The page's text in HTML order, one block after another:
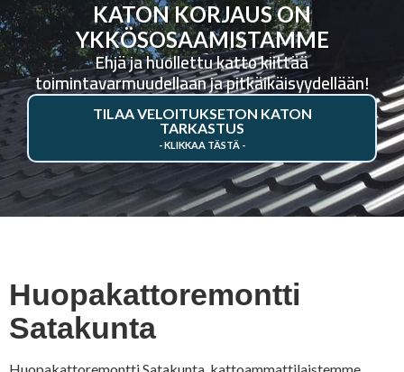
KATON KORJAUS ON
YKKÖSOSAAMISTAMME
Ehjä ja huollettu katto kiittää
toimintavarmuudellaan ja pitkäikäisyydellään!
TILAA VELOITUKSETON KATON
TARKASTUS
Huopakattoremontti
Satakunta